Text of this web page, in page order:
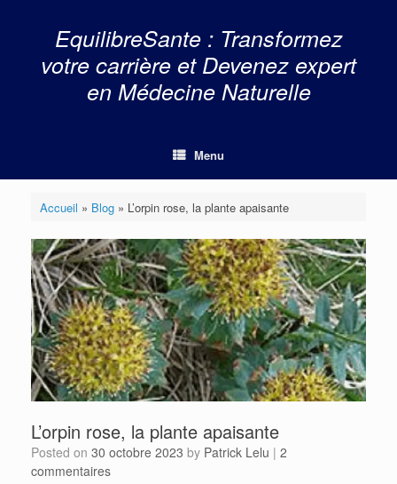
EquilibreSante : Transformez
votre carrière et Devenez expert
en Médecine Naturelle
Menu
Accueil » Blog» L’orpin rose, la plante apaisante
L’orpin rose, la plante apaisante
Posted on 30 octobre 2023 by Patrick Lelu | 2
commentaires